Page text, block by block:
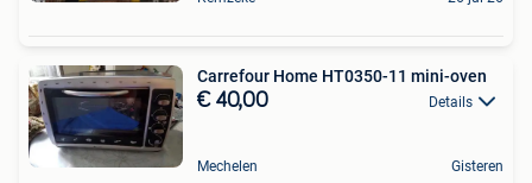
Carrefour Home HT0350-11 mini-oven
€ 40,00 Details
Mechelen Gisteren